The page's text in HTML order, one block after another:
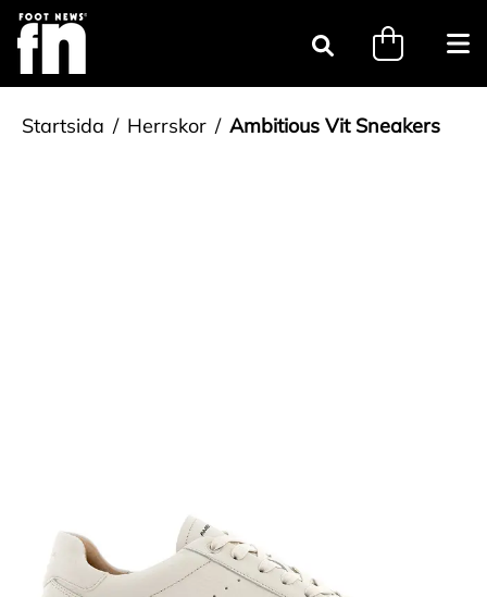
Sök
Startsida Herrskor Ambitious Vit Sneakers